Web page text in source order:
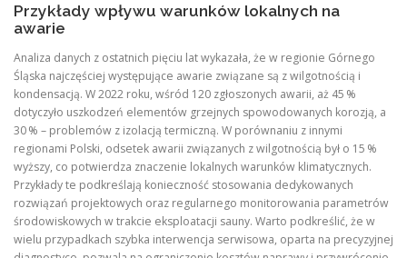
Przykłady wpływu warunków lokalnych na
awarie
Analiza danych z ostatnich pięciu lat wykazała, że w regionie Górnego
Śląska najczęściej występujące awarie związane są z wilgotnością i
kondensacją. W 2022 roku, wśród 120 zgłoszonych awarii, aż 45 %
dotyczyło uszkodzeń elementów grzejnych spowodowanych korozją, a
30 % – problemów z izolacją termiczną. W porównaniu z innymi
regionami Polski, odsetek awarii związanych z wilgotnością był o 15 %
wyższy, co potwierdza znaczenie lokalnych warunków klimatycznych.
Przykłady te podkreślają konieczność stosowania dedykowanych
rozwiązań projektowych oraz regularnego monitorowania parametrów
środowiskowych w trakcie eksploatacji sauny. Warto podkreślić, że w
wielu przypadkach szybka interwencja serwisowa, oparta na precyzyjnej